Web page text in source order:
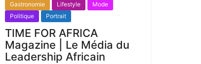
Gastronomie
Lifestyle
Mode
Politique
Portrait
TIME FOR AFRICA
Magazine | Le Média du
Leadership Africain